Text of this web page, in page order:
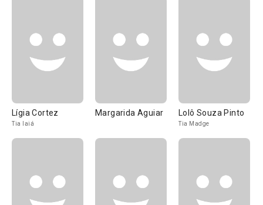
Lígia Cortez
Tia Iaiá
Margarida Aguiar Lolô Souza Pinto
Tia Madge